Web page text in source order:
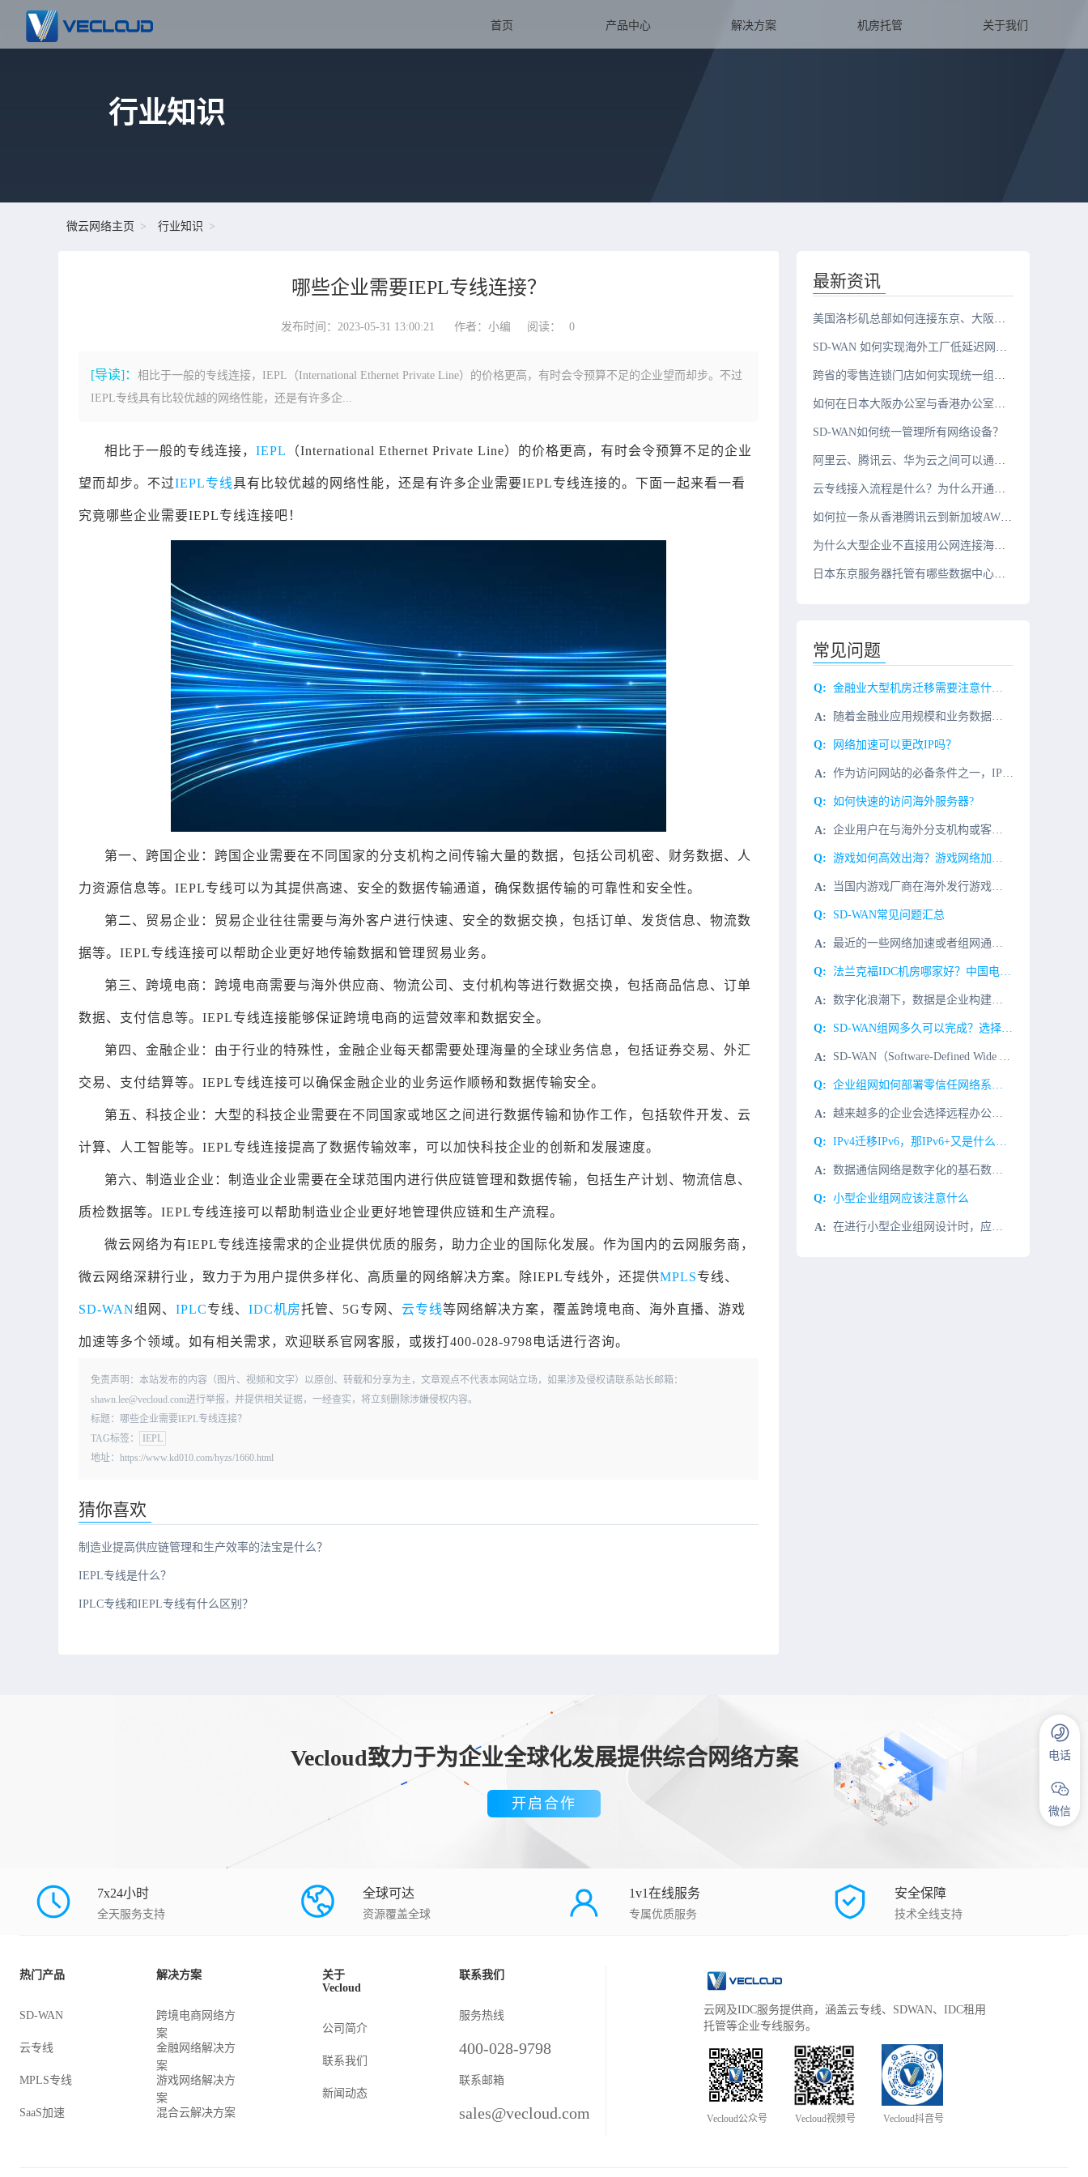
首页 产品中心 解决方案 机房托管 关于我们
行业知识
微云网络主页 行业知识
哪些企业需要IEPL专线连接？
发布时间：2023-05-31 13:00:21 作者：小编 阅读： 0
[导读]： 相比于一般的专线连接，IEPL（International Ethernet Private Line）的价格更高，有时会令预算不足的企业望而却步。不过
IEPL专线具有比较优越的网络性能，还是有许多企...
相比于一般的专线连接， IEPL （International Ethernet Private Line）的价格更高，有时会令预算不足的企业
望而却步。不过IEPL专线具有比较优越的网络性能，还是有许多企业需要IEPL专线连接的。下面一起来看一看
究竟哪些企业需要IEPL专线连接吧！
第一、跨国企业：跨国企业需要在不同国家的分支机构之间传输大量的数据，包括公司机密、财务数据、人
力资源信息等。IEPL专线可以为其提供高速、安全的数据传输通道，确保数据传输的可靠性和安全性。
第二、贸易企业：贸易企业往往需要与海外客户进行快速、安全的数据交换，包括订单、发货信息、物流数
据等。IEPL专线连接可以帮助企业更好地传输数据和管理贸易业务。
第三、跨境电商：跨境电商需要与海外供应商、物流公司、支付机构等进行数据交换，包括商品信息、订单
数据、支付信息等。IEPL专线连接能够保证跨境电商的运营效率和数据安全。
第四、金融企业：由于行业的特殊性，金融企业每天都需要处理海量的全球业务信息，包括证券交易、外汇
交易、支付结算等。IEPL专线连接可以确保金融企业的业务运作顺畅和数据传输安全。
第五、科技企业：大型的科技企业需要在不同国家或地区之间进行数据传输和协作工作，包括软件开发、云
计算、人工智能等。IEPL专线连接提高了数据传输效率，可以加快科技企业的创新和发展速度。
第六、制造业企业：制造业企业需要在全球范围内进行供应链管理和数据传输，包括生产计划、物流信息、
质检数据等。IEPL专线连接可以帮助制造业企业更好地管理供应链和生产流程。
微云网络为有IEPL专线连接需求的企业提供优质的服务，助力企业的国际化发展。作为国内的云网服务商，
微云网络深耕行业，致力于为用户提供多样化、高质量的网络解决方案。除IEPL专线外，还提供MPLS专线、
SD-WAN组网、 IPLC专线、 IDC机房托管、5G专网、 云专线等网络解决方案，覆盖跨境电商、海外直播、游戏
加速等多个领域。如有相关需求，欢迎联系官网客服，或拨打400-028-9798电话进行咨询。
免责声明：本站发布的内容（图片、视频和文字）以原创、转载和分享为主，文章观点不代表本网站立场，如果涉及侵权请联系站长邮箱：
shawn.lee@vecloud.com进行举报，并提供相关证据，一经查实，将立刻删除涉嫌侵权内容。
标题：哪些企业需要IEPL专线连接？
TAG标签：
IEPL
地址：https://www.kd010.com/hyzs/1660.html
猜你喜欢
制造业提高供应链管理和生产效率的法宝是什么？
IEPL专线是什么？
IPLC专线和IEPL专线有什么区别？
最新资讯
美国洛杉矶总部如何连接东京、大阪、新加坡三地办公室？
SD-WAN 如何实现海外工厂低延迟网络？
跨省的零售连锁门店如何实现统一组网？
如何在日本大阪办公室与香港办公室之间搭建组网？
SD-WAN如何统一管理所有网络设备？
阿里云、腾讯云、华为云之间可以通过云专线互联吗？
云专线接入流程是什么？为什么开通周期需要几周？
如何拉一条从香港腾讯云到新加坡AWS的10G云专线？
为什么大型企业不直接用公网连接海外办公室？
日本东京服务器托管有哪些数据中心推荐？
常见问题
金融业大型机房迁移需要注意什么？
随着金融业应用规模和业务数据的不断扩大，机房已经成为日益宝贵的稀缺资源。由于机房可用资源的不足和自有机房规模的扩大，机房搬迁在金融业并不少见，其中耗时长、批次多的大型机房搬迁项目日益增多。由于大型机房
网络加速可以更改IP吗？
作为访问网站的必备条件之一，IP地址一直发挥着其最大的功能。IP代理因允许一个网络终端（一般为客户端）通过这个服务与另一个网络终端（一般为服务器）进行非直接的连接，即可以替代真实的IP地址这一特殊的功
如何快速的访问海外服务器?
企业用户在与海外分支机构或客户业务对接时，往往会遇到一些访问海外服务器的问题。例如会遇到国内网络时好时坏，Gmail邮箱不能正常登录等。今天，我们将介绍这种情况，如何快速的访问海外服务器?其实解决这个
游戏如何高效出海？游戏网络加速方案
当国内游戏厂商在海外发行游戏时，面临的第一个问题是如何减少异地或海外接入点的访问延迟，以提高玩家的接入体验。传统的公共网络访问方式如下：1、游戏接入层、逻辑层和数据层全部集中部署到某一区域。2、全球所
SD-WAN常见问题汇总
最近的一些网络加速或者组网通讯项目中，经常会有SD-WAN组网优化，因此SD-WAN到底是什么？有什么用用处？为什么类型的客户提供哪些价值？因此，小编针对大家的一些问题，特地做一次汇总,那我们一起往下
法兰克福IDC机房哪家好？中国电信德国法兰克福数据中心
数字化浪潮下，数据是企业构建核心竞争力、实现业务转型的重要资源，数据中心作为数据存储、处理的新型基础设施，为企业“上云用数赋智”提供坚实的保障。中国电信国际通过覆盖全球的数据中心，为企业提供安全灵活的
SD-WAN组网多久可以完成？选择服务商需注意什么？
SD-WAN（Software-Defined Wide Area Network，软件定义广域网）作为近年来企业网络架构的新宠，以其优越的灵活性、快速部署和成本效益高等特性逐渐成为广域网技术的革新方
企业组网如何部署零信任网络系统？
越来越多的企业会选择远程办公，相对于传统的内网办公环境来说，远程办公必然会对企业原有的网络带来影响。要想满足远程办公的需要，那么企业就需要部署零信任网络系统，在这一系统中，不论是内网访问还是外网访问，
IPv4迁移IPv6，那IPv6+又是什么？有哪些技术？
数据通信网络是数字化的基石数据通信网络包含多样化的数据通信设备。数字化世界联接个人、企业及算力。数据通信网络是数字化世界的基石。使用网络模型理解数据通信网络IP转发过程IP是网络层最重要的协议之一。设
小型企业组网应该注意什么
在进行小型企业组网设计时，应该注意以下几点：1、考虑企业的业务需求和特点，确定网络架构和带宽需求。在设计网络架构时，应该根据企业的业务需求，例如是否需要支持大量的并发连接或大流量的数据传输，以及是否需
Vecloud致力于为企业全球化发展提供综合网络方案
开启合作
7x24小时
全天服务支持
全球可达
资源覆盖全球
1v1在线服务
专属优质服务
安全保障
技术全线支持
热门产品
SD-WAN
云专线
MPLS专线
SaaS加速
解决方案
跨境电商网络方
案
金融网络解决方
案
游戏网络解决方
案
混合云解决方案
关于
Vecloud
公司简介
联系我们
新闻动态
联系我们
服务热线
400-028-9798
联系邮箱
sales@vecloud.com
云网及IDC服务提供商，涵盖云专线、SDWAN、IDC租用
托管等企业专线服务。
Vecloud公众号 Vecloud视频号 Vecloud抖音号
电话
微信